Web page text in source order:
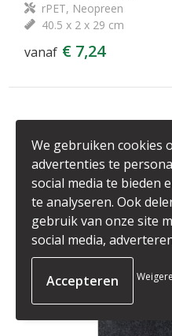
rPET, Neopreen
40.5 x 2 x 29 cm
vanaf € 7,24
We gebruiken cookies
advertenties te
social media te bieden
te analyseren. Ook
gebruik van onze site
social media,